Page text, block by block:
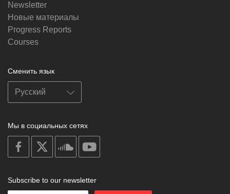
Newsletter
Новые материалы
Progress Reports
Courses
Сменить язык
Мы в социальных сетях
on
facebook
soundcloud
Subscribe to our newsletter